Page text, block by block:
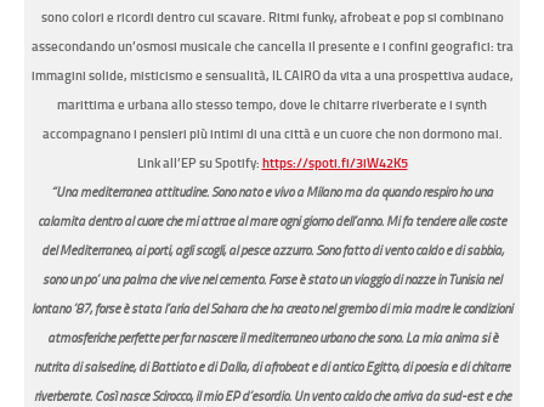
sono colori e ricordi dentro cui scavare. Ritmi funky, afrobeat e pop si combinano
assecondando un’osmosi musicale che cancella il presente e i confini geografici: tra
immagini solide, misticismo e sensualità, IL CAIRO da vita a una prospettiva audace,
marittima e urbana allo stesso tempo, dove le chitarre riverberate e i synth
accompagnano i pensieri più intimi di una città e un cuore che non dormono mai.
Link all’EP su Spotify: https://spoti.fi/3iW42K5
“Una mediterranea attitudine. Sono nato e vivo a Milano ma da quando respiro ho una
calamita dentro al cuore che mi attrae al mare ogni giorno dell’anno. Mi fa tendere alle coste
del Mediterraneo, ai porti, agli scogli, al pesce azzurro. Sono fatto di vento caldo e di sabbia,
sono un po’ una palma che vive nel cemento. Forse è stato un viaggio di nozze in Tunisia nel
lontano ’87, forse è stata l’aria del Sahara che ha creato nel grembo di mia madre le condizioni
atmosferiche perfette per far nascere il mediterraneo urbano che sono. La mia anima si è
nutrita di salsedine, di Battiato e di Dalla, di afrobeat e di antico Egitto, di poesia e di chitarre
riverberate. Così nasce Scirocco, il mio EP d’esordio. Un vento caldo che arriva da sud-est e che